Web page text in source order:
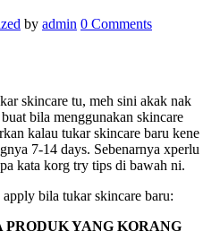
by admin 0 Comments
skincare tu, meh sini akak nak
bila menggunakan skincare
kalau tukar skincare baru kene
7-14 days. Sebenarnya xperlu
kata korg try tips di bawah ni.
bila tukar skincare baru:
PRODUK YANG KORANG